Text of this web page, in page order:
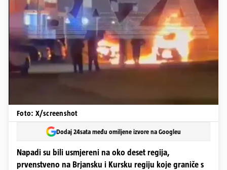
Foto: X/screenshot
Dodaj 24sata među omiljene izvore na Googleu
Napadi su bili usmjereni na oko deset regija,
prvenstveno na Brjansku i Kursku regiju koje graniče s